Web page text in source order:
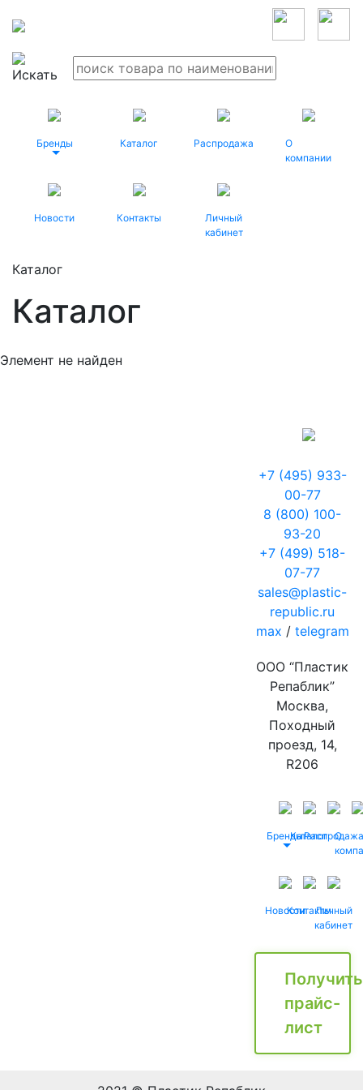
Бренды Каталог Распродажа
О
компании
Новости Контакты
Личный
кабинет
Каталог
Каталог
Элемент не найден
+7 (495) 933-
00-77
8 (800) 100-
93-20
+7 (499) 518-
07-77
sales@plastic-
republic.ru
max / telegram
ООО “Пластик
Репаблик”
Москва,
Походный
проезд, 14,
R206
БрендыКаталог
Распродажа
О
НовостиКонтактыЛичный
кабинет
Получить
прайс-
лист